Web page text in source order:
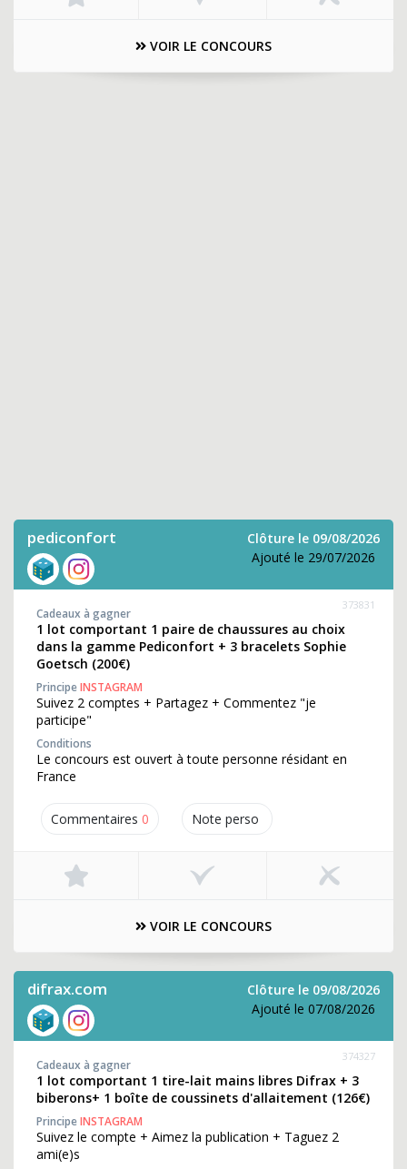
VOIR LE CONCOURS
pediconfort
Clôture le 09/08/2026
Ajouté le 29/07/2026
Commentaires 0 Note perso
373831
Cadeaux à gagner
1 lot comportant 1 paire de chaussures au choix
dans la gamme Pediconfort + 3 bracelets Sophie
Goetsch (200€)
PrincipeINSTAGRAM
Suivez 2 comptes + Partagez + Commentez "je
participe"
Conditions
Le concours est ouvert à toute personne résidant en
France
VOIR LE CONCOURS
difrax.com
Clôture le 09/08/2026
Ajouté le 07/08/2026
374327
Cadeaux à gagner
1 lot comportant 1 tire-lait mains libres Difrax + 3
biberons+ 1 boîte de coussinets d'allaitement (126€)
PrincipeINSTAGRAM
Suivez le compte + Aimez la publication + Taguez 2
ami(e)s